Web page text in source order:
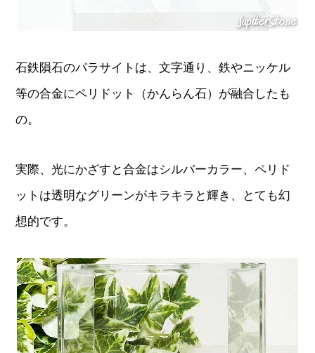
石鉄隕石のパラサイトは、文字通り、鉄やニッケル
等の合金にペリドット（かんらん石）が融合したも
の。
実際、光にかざすと合金はシルバーカラー、ペリド
ットは透明なグリーンがキラキラと輝き、とても幻
想的です。